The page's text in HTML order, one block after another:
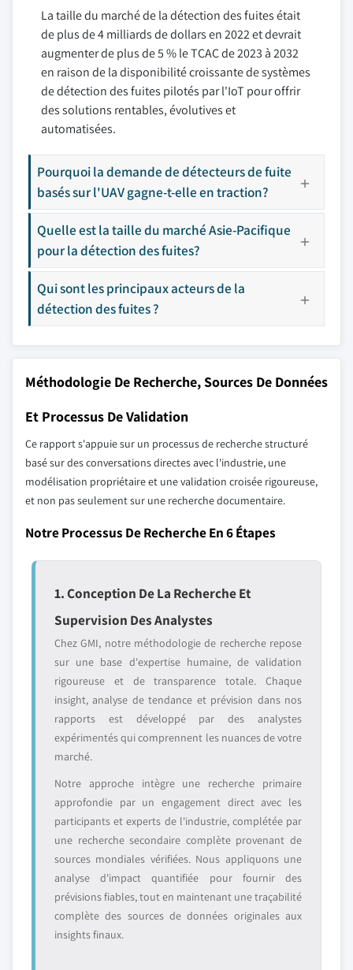
La taille du marché de la détection des fuites était
de plus de 4 milliards de dollars en 2022 et devrait
augmenter de plus de 5 % le TCAC de 2023 à 2032
en raison de la disponibilité croissante de systèmes
de détection des fuites pilotés par l'IoT pour offrir
des solutions rentables, évolutives et
automatisées.
Pourquoi la demande de détecteurs de fuite
basés sur l'UAV gagne-t-elle en traction?
Quelle est la taille du marché Asie-Pacifique
pour la détection des fuites?
Qui sont les principaux acteurs de la
détection des fuites ?
Méthodologie De Recherche, Sources De Données
Et Processus De Validation
Ce rapport s'appuie sur un processus de recherche structuré
basé sur des conversations directes avec l'industrie, une
modélisation propriétaire et une validation croisée rigoureuse,
et non pas seulement sur une recherche documentaire.
Notre Processus De Recherche En 6 Étapes
1. Conception De La Recherche Et
Supervision Des Analystes
Chez GMI, notre méthodologie de recherche repose
sur une base d'expertise humaine, de validation
rigoureuse et de transparence totale. Chaque
insight, analyse de tendance et prévision dans nos
rapports est développé par des analystes
expérimentés qui comprennent les nuances de votre
marché.
Notre approche intègre une recherche primaire
approfondie par un engagement direct avec les
participants et experts de l'industrie, complétée par
une recherche secondaire complète provenant de
sources mondiales vérifiées. Nous appliquons une
analyse d'impact quantifiée pour fournir des
prévisions fiables, tout en maintenant une traçabilité
complète des sources de données originales aux
insights finaux.